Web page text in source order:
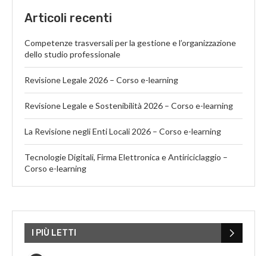
Articoli recenti
Competenze trasversali per la gestione e l’organizzazione
dello studio professionale
Revisione Legale 2026 – Corso e-learning
Revisione Legale e Sostenibilità 2026 – Corso e-learning
La Revisione negli Enti Locali 2026 – Corso e-learning
Tecnologie Digitali, Firma Elettronica e Antiriciclaggio –
Corso e-learning
I PIÙ LETTI